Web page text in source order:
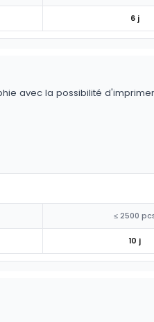
6 j
avec la possibilité
≤ 2500
10 j